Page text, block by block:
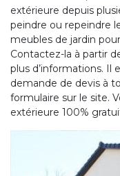
extérieure depuis
peindre ou repeindre
meubles de jardin
Contactez-la à partir
plus d’informations. Il
demande de devis à
formulaire sur le site.
extérieure 100%